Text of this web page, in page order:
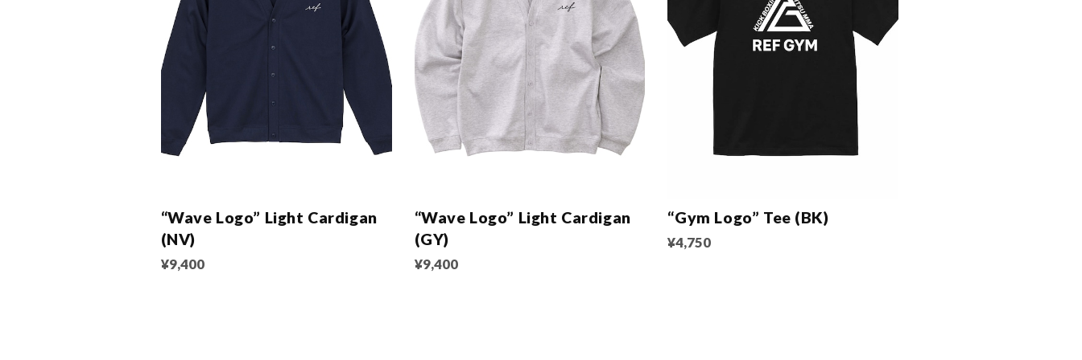
“Wave Logo” Light Cardigan
(NV)
¥9,400
“Wave Logo” Light Cardigan
(GY)
¥9,400
“Gym Logo” Tee (BK)
¥4,750